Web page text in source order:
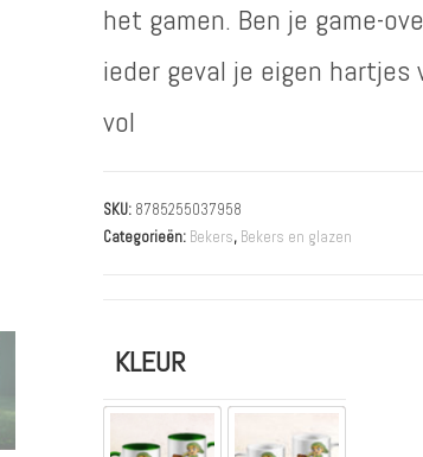
het gamen. Ben je game-
ieder geval je eigen hartjes
vol
SKU: 8785255037958
Categorieën: Bekers, Bekers en glazen
KLEUR
Kies een optie